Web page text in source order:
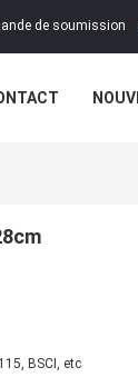
de soumission
BSCI, etc